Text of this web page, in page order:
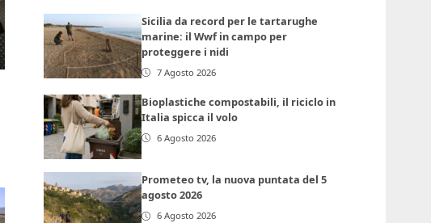
Sicilia da record per le tartarughe
marine: il Wwf in campo per
proteggere i nidi
7 Agosto 2026
Bioplastiche compostabili, il riciclo in
Italia spicca il volo
6 Agosto 2026
Prometeo tv, la nuova puntata del 5
agosto 2026
6 Agosto 2026